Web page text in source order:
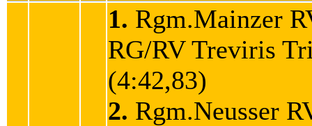
1. Rgm.Mainzer
RG/RV Treviris
(4:42,83)
2. Rgm.Neusser